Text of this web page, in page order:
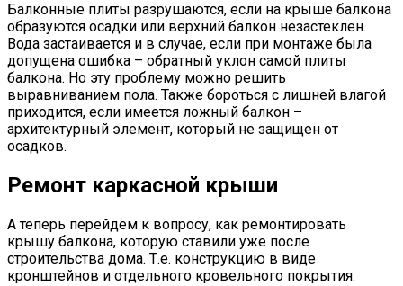
Балконные плиты разрушаются, если на крыше балкона
образуются осадки или верхний балкон незастеклен.
Вода застаивается и в случае, если при монтаже была
допущена ошибка – обратный уклон самой плиты
балкона. Но эту проблему можно решить
выравниванием пола. Также бороться с лишней влагой
приходится, если имеется ложный балкон –
архитектурный элемент, который не защищен от
осадков.
Ремонт каркасной крыши
А теперь перейдем к вопросу, как ремонтировать
крышу балкона, которую ставили уже после
строительства дома. Т.е. конструкцию в виде
кронштейнов и отдельного кровельного покрытия.